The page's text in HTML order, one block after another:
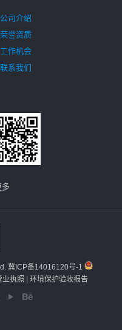
公司介绍
荣誉资质
工作机会
联系我们
冀ICP备14016120号-1
执照 | 环境保护验收报告